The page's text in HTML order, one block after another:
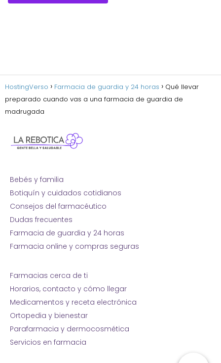
HostingVerso Farmacia de guardia y 24 horas
Qué llevar
preparado cuando vas a una farmacia de guardia de
madrugada
Bebés y familia
Botiquín y cuidados cotidianos
Consejos del farmacéutico
Dudas frecuentes
Farmacia de guardia y 24 horas
Farmacia online y compras seguras
Farmacias cerca de ti
Horarios, contacto y cómo llegar
Medicamentos y receta electrónica
Ortopedia y bienestar
Parafarmacia y dermocosmética
Servicios en farmacia